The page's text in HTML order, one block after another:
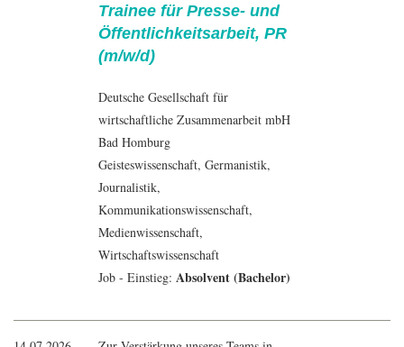
Trainee für Presse- und
Öffentlichkeitsarbeit, PR
(m/w/d)
Deutsche Gesellschaft für
wirtschaftliche Zusammenarbeit mbH
Bad Homburg
Geisteswissenschaft, Germanistik,
Journalistik,
Kommunikationswissenschaft,
Medienwissenschaft,
Wirtschaftswissenschaft
Job - Einstieg: Absolvent (Bachelor)